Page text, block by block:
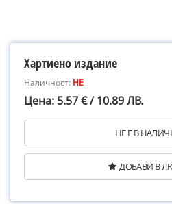
Хартиено издание
Наличност: НЕ
Цена: 5.57 € / 10.89 ЛВ.
НЕ Е В
ДОБАВИ В